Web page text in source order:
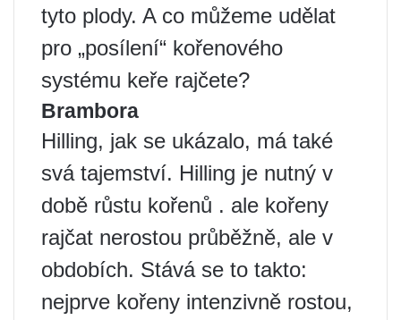
tyto plody. A co můžeme udělat
pro „posílení“ kořenového
systému keře rajčete?
Brambora
Hilling, jak se ukázalo, má také
svá tajemství. Hilling je nutný v
době růstu kořenů . ale kořeny
rajčat nerostou průběžně, ale v
obdobích. Stává se to takto:
nejprve kořeny intenzivně rostou,